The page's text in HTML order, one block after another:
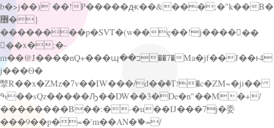
b�>j��)΄��!P�����ԫ��&���;�"k��B�
޶�}
��������p�SVT�(w��ę��!j������
��x�;�-
m��@J����nQ+���պ��כ��7�Ma�jf��J��ͱ4
j���Ѳ�
撆R��x�ZMz�7v��IW���/d��ٞ�Тז�c�ZM~�ji��
ߒ��sQz�����Ԡ��DW��3�De�n"��M�+/
��������B��:�-�u��IJ���7j�委
���9��p�=�'m��AN�ޭ�=/